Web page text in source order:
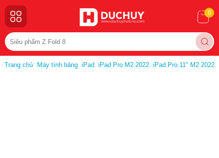
0
Trang chủ Máy tính bảng iPad iPad Pro M2 2022 iPad Pro 11" M2 2022